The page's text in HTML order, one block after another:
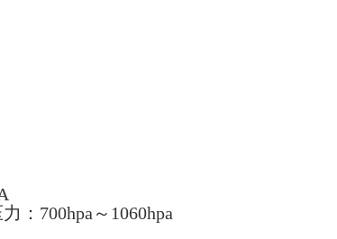
：700hpa～1060hpa